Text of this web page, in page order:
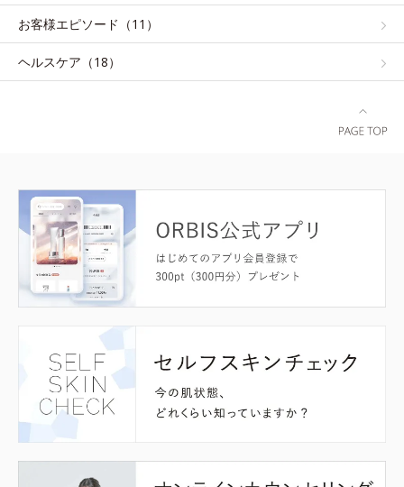
お客様エピソード（11）
ヘルスケア（18）